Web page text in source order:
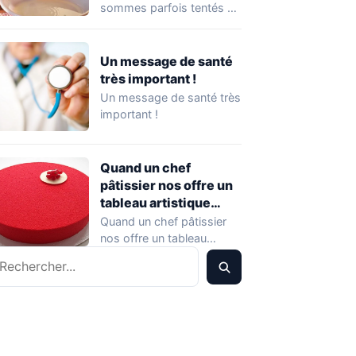
gamelle
sommes parfois tentés de
Un message de santé
très important !
Un message de santé très
important !
Quand un chef
pâtissier nos offre un
tableau artistique
originale !
Quand un chef pâtissier
nos offre un tableau
artistique originale ! Juste